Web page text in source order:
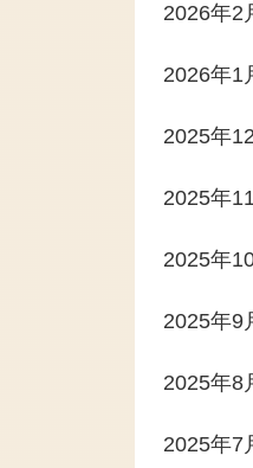
2026年2
2026年1
2025年
2025年
2025年
2025年9
2025年8
2025年7